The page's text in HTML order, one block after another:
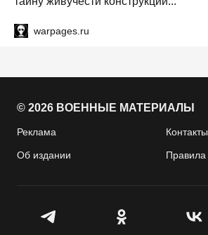
warpages.ru
© 2026 ВОЕННЫЕ МАТЕРИАЛЫ
Реклама Контакты
Об издании Правила